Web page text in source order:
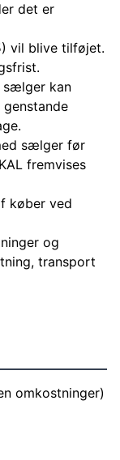
det er
vil blive tilføjet.
sælger kan
sælger før
fremvises
køber ved
og
transport
omkostninger)